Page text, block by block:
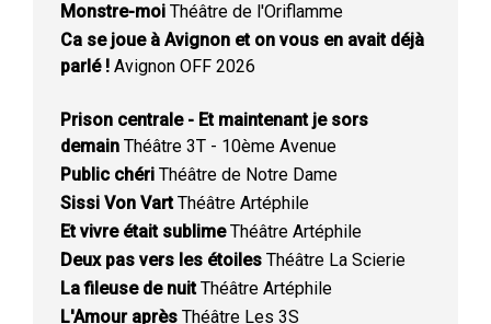
Monstre-moi Théâtre de l'Oriflamme
Ca se joue à Avignon et on vous en avait déjà
parlé ! Avignon OFF 2026
Prison centrale - Et maintenant je sors
demain Théâtre 3T - 10ème Avenue
Public chéri Théâtre de Notre Dame
Sissi Von VartThéâtre Artéphile
Et vivre était sublimeThéâtre Artéphile
Deux pas vers les étoiles Théâtre La Scierie
La fileuse de nuitThéâtre Artéphile
L'Amour après Théâtre Les 3S